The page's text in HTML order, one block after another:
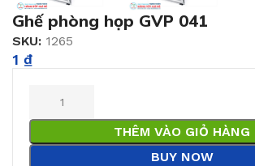
Ghế phòng họp GVP 041
SKU: 1265
1 ₫
THÊM VÀO GIỎ HÀNG
BUY NOW